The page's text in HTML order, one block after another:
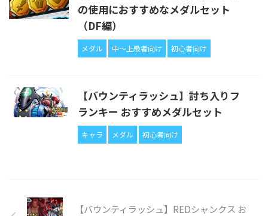
の使用におすすめなメダルセット
（DF編）
メダル 中〜上級者向け 初心者向け
【バウンティラッシュ】討ち入りフ
ランキー おすすめメダルセット
キャラ メダル 初心者向け
【バウンティラッシュ】REDシャンクス お